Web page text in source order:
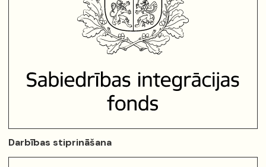
Darbības stiprināšana